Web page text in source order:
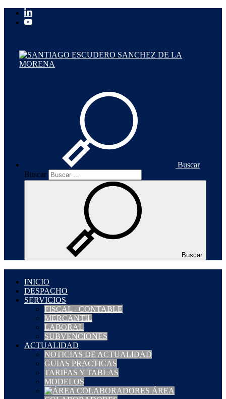
Buscar
Buscar
Buscar
INICIO
DESPACHO
SERVICIOS
FISCAL - CONTABLE
MERCANTIL
LABORAL
SUBVENCIONES
ACTUALIDAD
NOTICIAS DE ACTUALIDAD
GUIAS PRACTICAS
TARIFAS Y TABLAS
MODELOS
ÁREA